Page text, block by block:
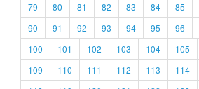
79
80 81 82 83 84 85
90
91 92 93 94 95 96
100
101 102 103 104 105
109
110 111 112 113 114